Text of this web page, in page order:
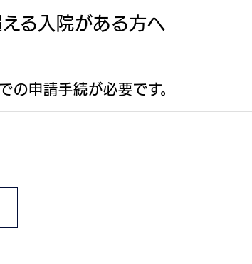
る入院がある方へ
の申請手続が必要です。